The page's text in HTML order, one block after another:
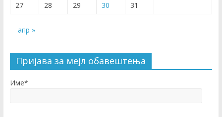
27
28 29 30 31
апр »
Пријава за мејл обавештења
Име*